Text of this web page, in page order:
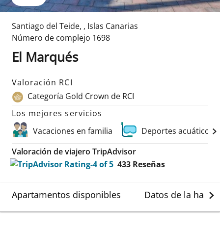
Santiago del Teide, , Islas Canarias
Número de complejo 1698
El Marqués
Valoración RCI
Categoría Gold Crown de RCI
Los mejores servicios
Vacaciones en familia
Deportes acuáticos
Valoración de viajero TripAdvisor
433 Reseñas
Apartamentos disponibles Datos de la